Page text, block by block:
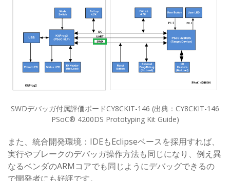
SWDデバッガ付属評価ボードCY8CKIT-146 (出典：CY8CKIT-146
PSoC® 4200DS Prototyping Kit Guide)
また、統合開発環境：IDEもEclipseベースを採用すれば、
実行やブレークのデバッガ操作方法も同じになり、例え異
なるベンダのARMコアでも同じようにデバッグできるの
で開発者にも好評です。